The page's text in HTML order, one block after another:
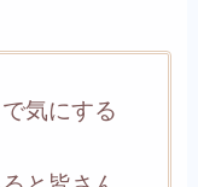
気にする